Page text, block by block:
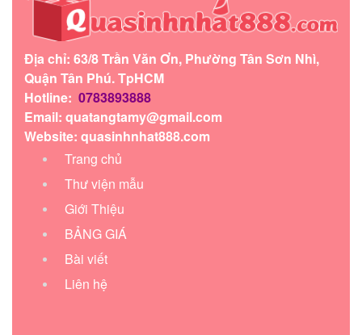
Địa chỉ: 63/8 Trần Văn Ơn, Phường Tân Sơn Nhì,
Quận Tân Phú. TpHCM
Hotline: 0783893888
Email: quatangtamy@gmail.com
Website: quasinhnhat888.com
Trang chủ
Thư viện mẫu
Giới Thiệu
BẢNG GIÁ
Bài viết
Liên hệ